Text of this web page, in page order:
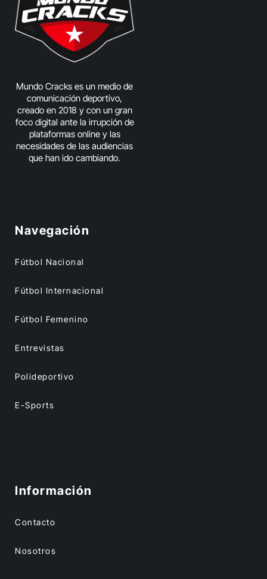
Mundo Cracks es un medio de
comunicación deportivo,
creado en 2018 y con un gran
foco digital ante la irrupción de
plataformas online y las
necesidades de las audiencias
que han ido cambiando.
Navegación
Fútbol Nacional
Fútbol Internacional
Fútbol Femenino
Entrevistas
Polideportivo
E-Sports
Información
Contacto
Nosotros